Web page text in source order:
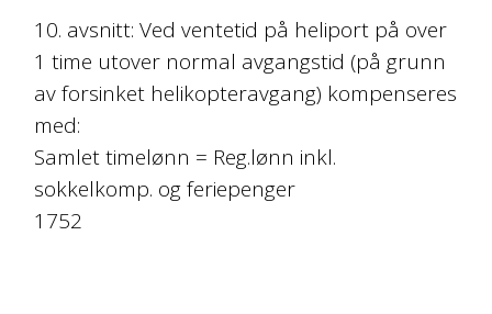
10. avsnitt: Ved ventetid på heliport på over
1 time utover normal avgangstid (på grunn
av forsinket helikopteravgang) kompenseres
med:
Samlet timelønn = Reg.lønn inkl.
sokkelkomp. og feriepenger
1752